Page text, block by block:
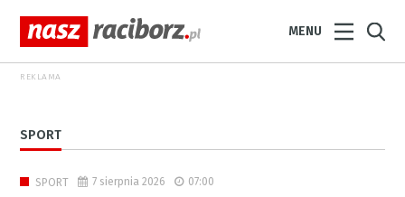
MENU
REKLAMA
SPORT
SPORT 7 sierpnia 2026 07:00